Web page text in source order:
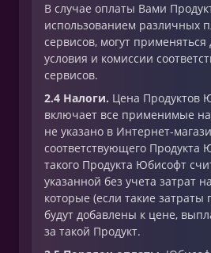
В случае оплаты Вами
использованием различных
сервисов, могут
условия и комиссии
сервисов.
2.4 Налоги. Цена Продуктов
включает все применимые
не указано в Интернет-
соответствующего Продукта
такого Продукта Юбисофт
указанной без учета затрат
которые (если такие
будут добавлены к цене,
за такой Продукт.